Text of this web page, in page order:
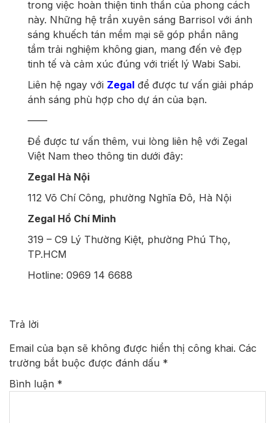
trong việc hoàn thiện tinh thần của phong cách
này. Những hệ trần xuyên sáng Barrisol với ánh
sáng khuếch tán mềm mại sẽ góp phần nâng
tầm trải nghiệm không gian, mang đến vẻ đẹp
tinh tế và cảm xúc đúng với triết lý Wabi Sabi.
Liên hệ ngay với Zegal để được tư vấn giải pháp
ánh sáng phù hợp cho dự án của bạn.
——
Để được tư vấn thêm, vui lòng liên hệ với Zegal
Việt Nam theo thông tin dưới đây:
Zegal Hà Nội
112 Võ Chí Công, phường Nghĩa Đô, Hà Nội
Zegal Hồ Chí Minh
319 – C9 Lý Thường Kiệt, phường Phú Thọ,
TP.HCM
Hotline: 0969 14 6688
Trả lời
Email của bạn sẽ không được hiển thị công khai. Các
trường bắt buộc được đánh dấu *
Bình luận *